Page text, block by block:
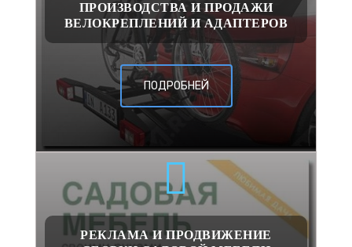
ПРОИЗВОДСТВА И ПРОДАЖИ
ВЕЛОКРЕПЛЕНИЙ И АДАПТЕРОВ
ПОДРОБНЕЙ
РЕКЛАМА И ПРОДВИЖЕНИЕ